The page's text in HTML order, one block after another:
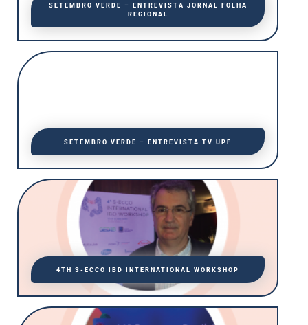
SETEMBRO VERDE – ENTREVISTA JORNAL FOLHA
REGIONAL
SETEMBRO VERDE – ENTREVISTA TV UPF
4TH S-ECCO IBD INTERNATIONAL WORKSHOP